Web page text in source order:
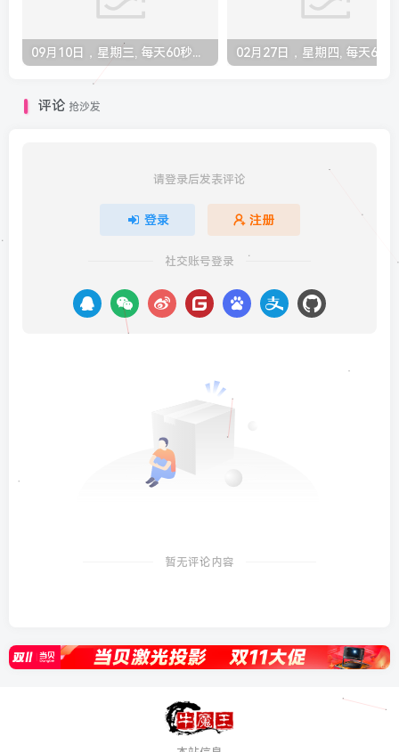
09月10日，星期三, 每天60秒读懂全世界！
评论 抢沙发
请登录后发表评论
登录 注册
社交账号登录
暂无评论内容